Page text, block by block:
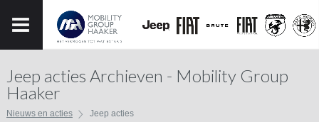
Jeep acties Archieven - Mobility Group
Haaker
Nieuws en acties Jeep acties